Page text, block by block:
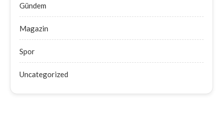
Gündem
Magazin
Spor
Uncategorized